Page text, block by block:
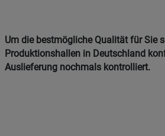
Um die bestmögliche Qualität für Sie
Produktionshallen in Deutschland
Auslieferung nochmals kontrolliert.